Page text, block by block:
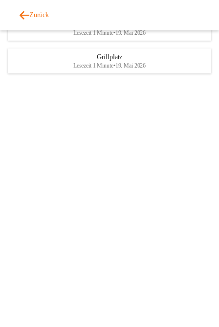
Zurück
Lesezeit 1 Minute•19. Mai 2026
Grillplatz
Lesezeit 1 Minute•19. Mai 2026